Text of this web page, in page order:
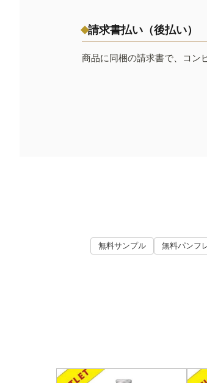
請求書払い（後払い）
商品に同梱の請求書で、コン
無料サンプル 無料パンフ